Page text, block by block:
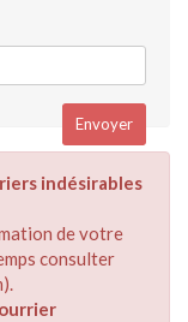
indésirables
de votre
consulter